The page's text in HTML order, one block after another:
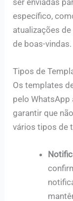
específico,
atualizações
de boas-vindas.
Tipos de
Os templates
pelo WhatsApp
garantir que
vários tipos de